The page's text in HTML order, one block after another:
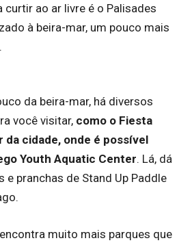
curtir ao ar livre é o Palisades
à beira-mar, um pouco mais
da beira-mar, há diversos
você visitar, como o Fiesta
da cidade, onde é possível
Youth Aquatic Center. Lá, dá
e pranchas de Stand Up Paddle
muito mais parques que